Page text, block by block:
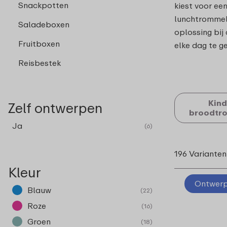
Snackpotten
Saladeboxen
Fruitboxen
Reisbestek
Zelf ontwerpen
Ja (6)
Kleur
Blauw (22)
Roze (16)
Groen (18)
kiest voor
oplossing bij
elke dag te
196 Varianten